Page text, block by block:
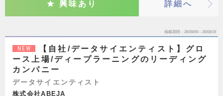
興味あり 詳細へ
掲載期間 26/08/06～26/08/19
NEW
【自社/データサイエンティスト】グロ
ース上場/ディープラーニングのリーディング
カンパニー
データサイエンティスト
株式会社ABEJA